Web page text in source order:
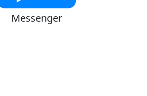
Messenger